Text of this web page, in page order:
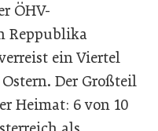
ÖHV-
Reppublika
ein Viertel
Der Großteil
Heimat: 6 von 10